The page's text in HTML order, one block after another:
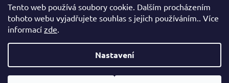
Tento web používá soubory cookie. Dalším procházením
tohoto webu vyjadřujete souhlas s jejich používáním.. Více
informací zde.
Nastavení
Vytvořil Shoptet